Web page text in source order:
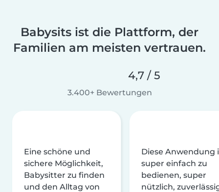
Babysits ist die Plattform, der
Familien am meisten vertrauen.
4,7 / 5
3.400+ Bewertungen
Eine schöne und
sichere Möglichkeit,
Babysitter zu finden
und den Alltag von
Diese Anwendung
super einfach zu
bedienen, super
nützlich,